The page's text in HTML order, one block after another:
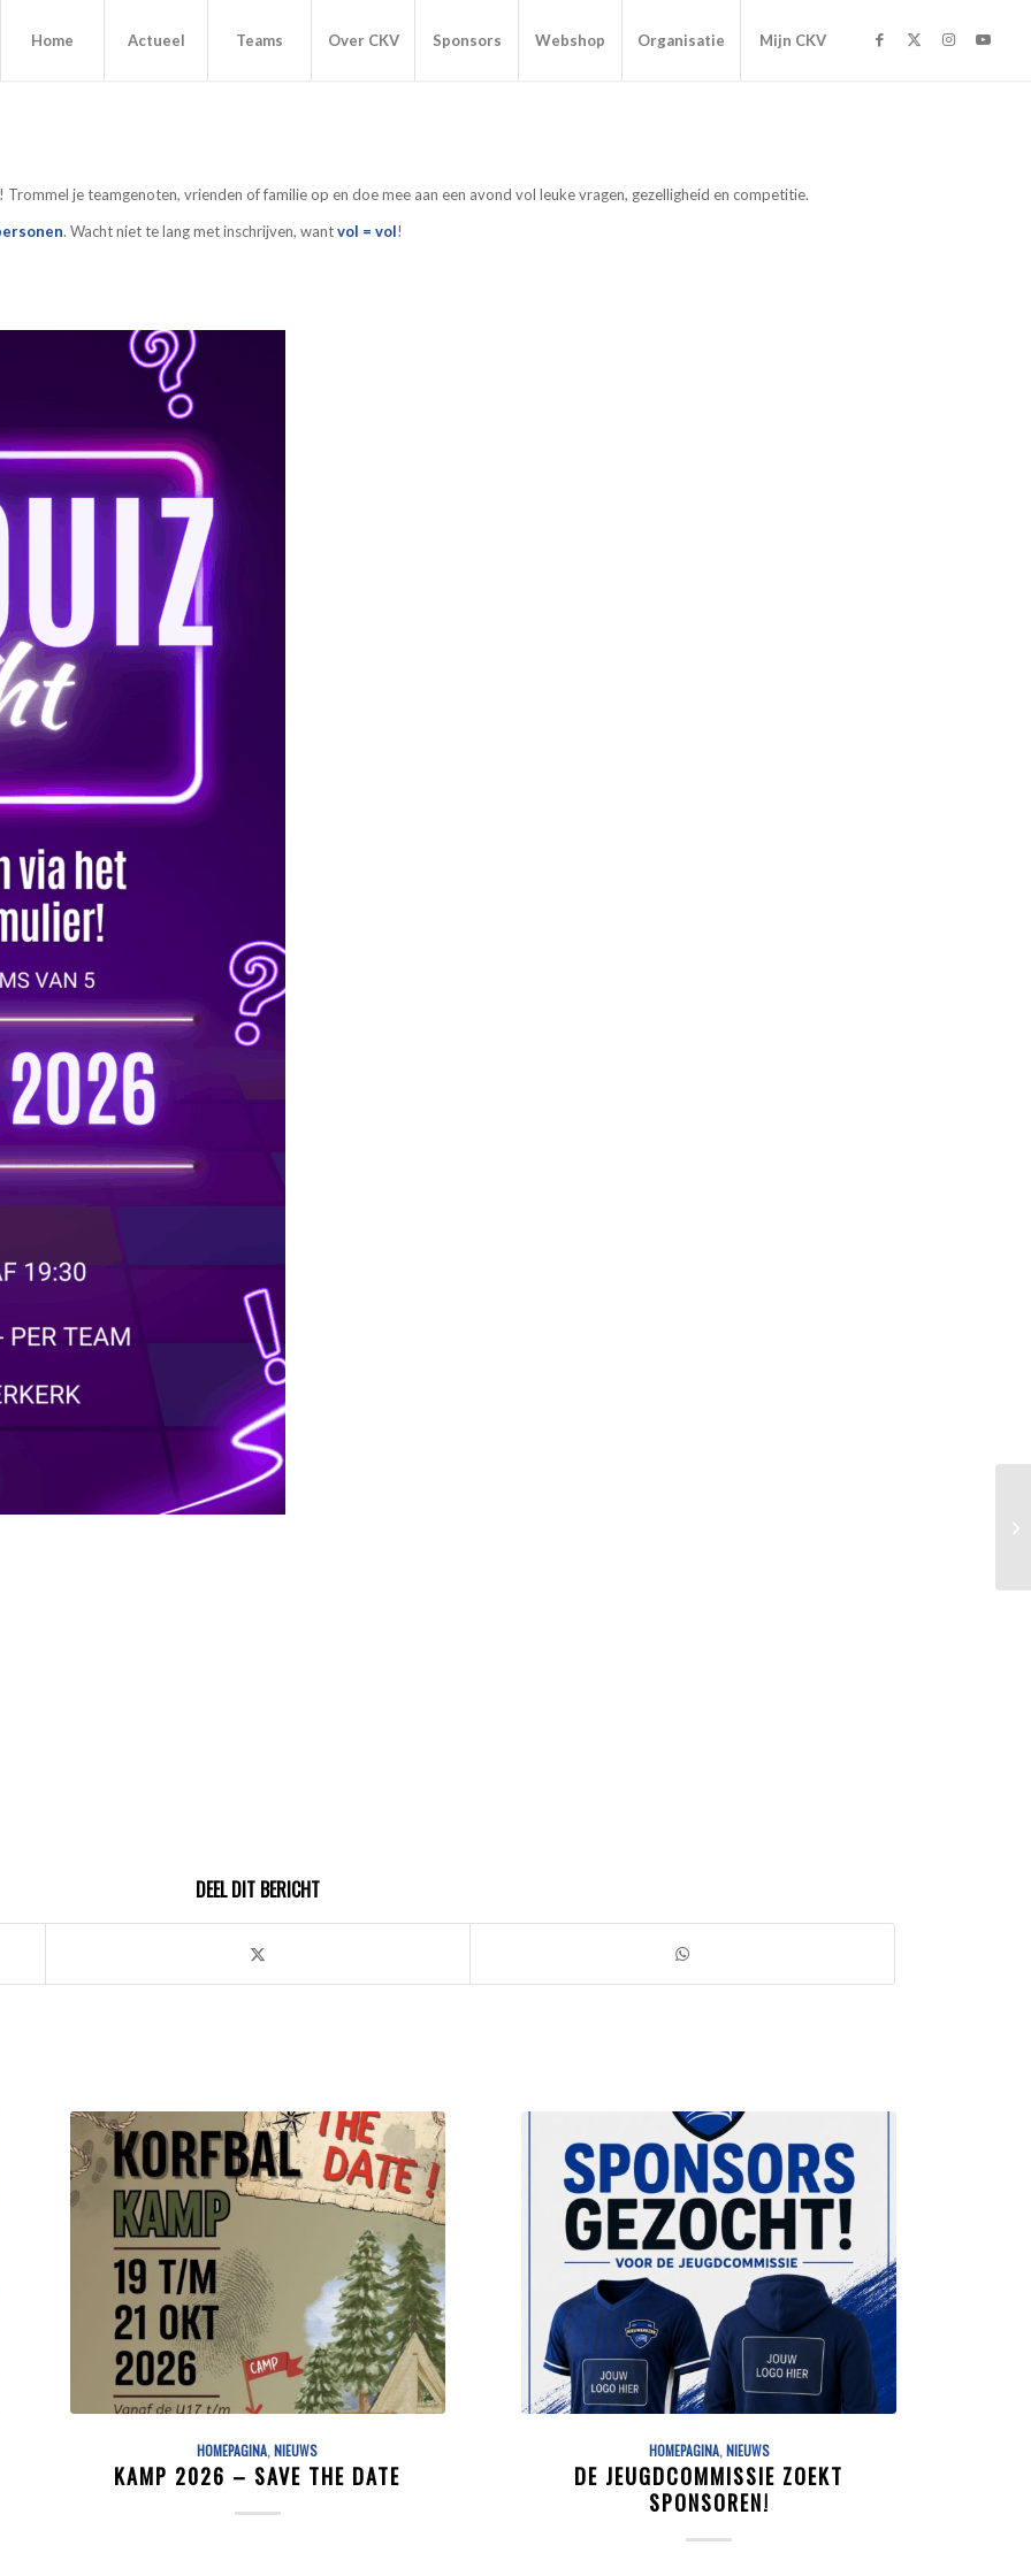
Home Actueel Teams Over CKV Sponsors Webshop Organisatie Mijn CKV
Trommel je teamgenoten, vrienden of familie op en doe mee aan een avond vol leuke vragen, gezelligheid en competitie.
. Wacht niet te lang met inschrijven, wantvol = vol!
DEEL DIT BERICHT
HOMEPAGINA,NIEUWS
KAMP 2026 – SAVE THE DATE
HOMEPAGINA,NIEUWS
DE JEUGDCOMMISSIE ZOEKT
SPONSOREN!